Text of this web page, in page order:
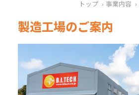
トップ 事業内容
製造工場のご案内